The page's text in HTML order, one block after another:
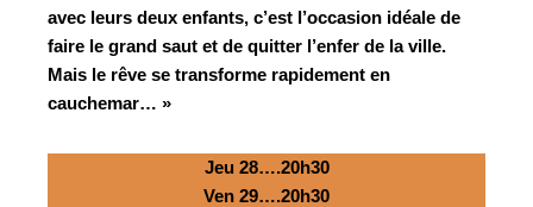
avec leurs deux enfants, c’est l’occasion idéale de
faire le grand saut et de quitter l’enfer de la ville.
Mais le rêve se transforme rapidement en
cauchemar… »
Jeu 28….20h30
Ven 29….20h30